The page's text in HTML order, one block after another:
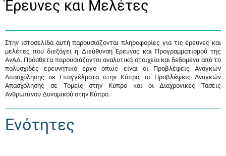
Έρευνες και Μελέτες
Στην ιστοσελίδα αυτή παρουσιάζονται πληροφορίες για τις έρευνες και
μελέτες που διεξάγει η Διεύθυνση Έρευνας και Προγραμματισμού της
ΑνΑΔ. Πρόσθετα παρουσιάζονται αναλυτικά στοιχεία και δεδομένα από το
πολυσχιδές ερευνητικό έργο όπως είναι οι Προβλέψεις Αναγκών
Απασχόλησης σε Επαγγέλματα στην Κύπρο, οι Προβλέψεις Αναγκών
Απασχόλησης σε Τομείς στην Κύπρο και οι Διαχρονικές Τάσεις
Ανθρώπινου Δυναμικού στην Κύπρο.
Ενότητες